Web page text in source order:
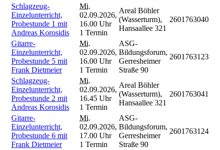
Schlagzeug-
Einzelunterricht,
Probestunde 1 mit
Andreas Korosidis
Mi.
02.09.2026,
16.00 Uhr
1 Termin
Areal Böhler
(Wasserturm),
Hansaallee 321
2601763040
Gitarre-
Einzelunterricht,
Probestunde 5 mit
Frank Dietmeier
Mi.
02.09.2026,
16.00 Uhr
1 Termin
ASG-
Bildungsforum,
Gerresheimer
Straße 90
2601763123
Schlagzeug-
Einzelunterricht,
Probestunde 2 mit
Andreas Korosidis
Mi.
02.09.2026,
16.45 Uhr
1 Termin
Areal Böhler
(Wasserturm),
Hansaallee 321
2601763041
Gitarre-
Einzelunterricht,
Probestunde 6 mit
Frank Dietmeier
Mi.
02.09.2026,
17.00 Uhr
1 Termin
ASG-
Bildungsforum,
Gerresheimer
Straße 90
2601763124